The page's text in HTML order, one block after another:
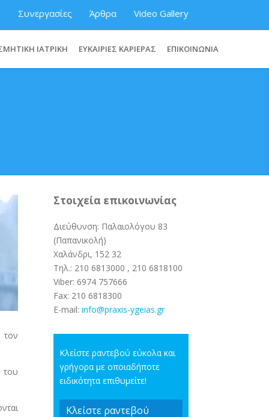
Συνεργασίες Άρθρα Video Gallery
ΙΑΤΡΙΚΗ ΕΥΚΑΙΡΙΕΣ ΚΑΡΙΕΡΑΣ ΕΠΙΚΟΙΝΩΝΙΑ
τον
του
Στοιχεία επικοινωνίας
Διεύθυνση: Παλαιολόγου 83
(Παπανικολή)
Χαλάνδρι, 152 32
Τηλ.: 210 6813000 , 210 6818100
Viber: 6974 757666
Fax: 210 6818300
E-mail:info@praxis-ygeias.gr
Κλείστε ραντεβού εύκολα και
γρήγορα με οποιαδήποτε
ειδικότητα επιθυμείτε!
Κλείστε ραντεβού